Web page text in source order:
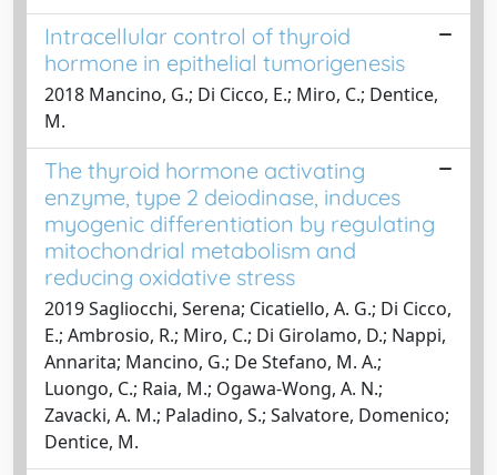
Intracellular control of thyroid
hormone in epithelial tumorigenesis
2018 Mancino, G.; Di Cicco, E.; Miro, C.; Dentice,
M.
The thyroid hormone activating
enzyme, type 2 deiodinase, induces
myogenic differentiation by regulating
mitochondrial metabolism and
reducing oxidative stress
2019 Sagliocchi, Serena; Cicatiello, A. G.; Di Cicco,
E.; Ambrosio, R.; Miro, C.; Di Girolamo, D.; Nappi,
Annarita; Mancino, G.; De Stefano, M. A.;
Luongo, C.; Raia, M.; Ogawa-Wong, A. N.;
Zavacki, A. M.; Paladino, S.; Salvatore, Domenico;
Dentice, M.